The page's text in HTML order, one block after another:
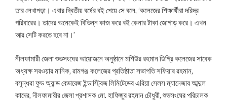
তার লেখাপড়া। এবার দ্বিতীয় বর্ষের বই পেয়ে সে বলে, ‘কলেজের শিক্ষার্থীরা দরিদ্র
পরিবারের। তাদের অনেকেই বিভিন্ন কাজ করে বই কেনার টাকা জোগাড় করে। এখন
আর সেটি করতে হবে না।’
নীলফামারী জেলা শুভসংঘের আয়োজনে অনুষ্ঠানে মশিউর রহমান ডিগ্রি কলেজের সাবেক
অধ্যক্ষ সরওয়ার মানিক, রামগঞ্জ কলেজের প্রতিষ্ঠাতা সভাপতি সফিয়ার রহমান,
বসুন্ধরা ফুড অ্যান্ড বেভারেজ ইন্ডাস্ট্রিজ লিমিটেডের এরিয়া সেলস ম্যানেজার আব্দুল
কাদের, নীলফামারীর জেলা প্রশাসক মো. হাফিজুর রহমান চৌধুরী, শুভসংঘের পরিচালক